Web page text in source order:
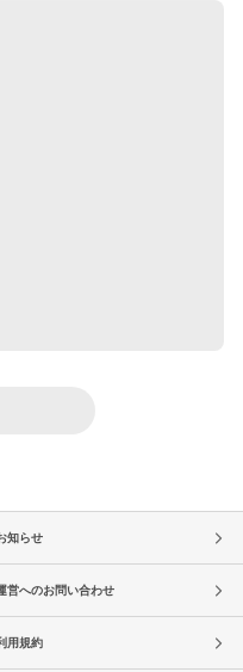
知らせ
営へのお問い合わせ
用規約